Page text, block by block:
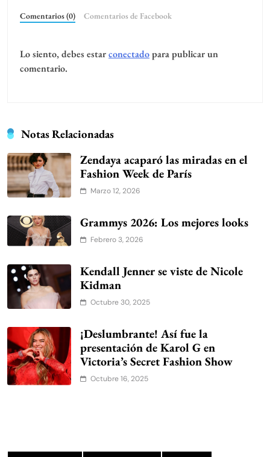
Comentarios (0) Comentarios de Facebook
Lo siento, debes estarconectadopara publicar un
comentario.
Notas Relacionadas
Zendaya acaparó las miradas en el
Fashion Week de París
Marzo 12, 2026
Grammys 2026: Los mejores looks
Febrero 3, 2026
Kendall Jenner se viste de Nicole
Kidman
Octubre 30, 2025
¡Deslumbrante! Así fue la
presentación de Karol G en
Victoria’s Secret Fashion Show
Octubre 16, 2025